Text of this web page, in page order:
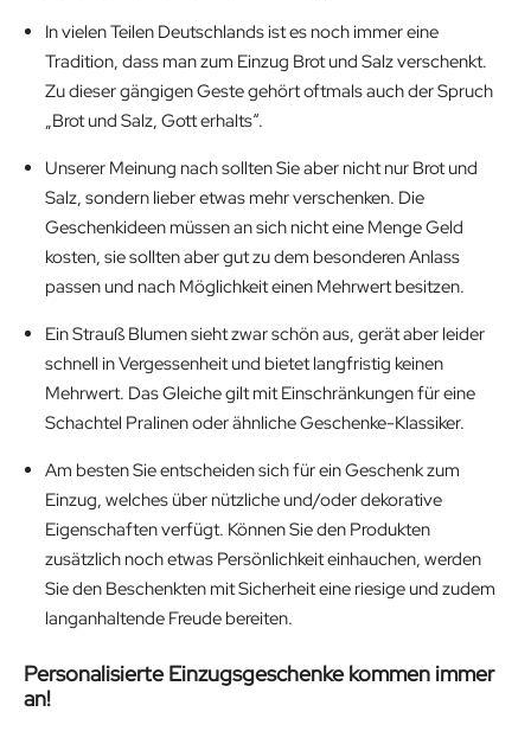
In vielen Teilen Deutschlands ist es noch immer eine
Tradition, dass man zum Einzug Brot und Salz verschenkt.
Zu dieser gängigen Geste gehört oftmals auch der Spruch
„Brot und Salz, Gott erhalts“.
Unserer Meinung nach sollten Sie aber nicht nur Brot und
Salz, sondern lieber etwas mehr verschenken. Die
Geschenkideen müssen an sich nicht eine Menge Geld
kosten, sie sollten aber gut zu dem besonderen Anlass
passen und nach Möglichkeit einen Mehrwert besitzen.
Ein Strauß Blumen sieht zwar schön aus, gerät aber leider
schnell in Vergessenheit und bietet langfristig keinen
Mehrwert. Das Gleiche gilt mit Einschränkungen für eine
Schachtel Pralinen oder ähnliche Geschenke-Klassiker.
Am besten Sie entscheiden sich für ein Geschenk zum
Einzug, welches über nützliche und/oder dekorative
Eigenschaften verfügt. Können Sie den Produkten
zusätzlich noch etwas Persönlichkeit einhauchen, werden
Sie den Beschenkten mit Sicherheit eine riesige und zudem
langanhaltende Freude bereiten.
Personalisierte Einzugsgeschenke kommen immer
an!